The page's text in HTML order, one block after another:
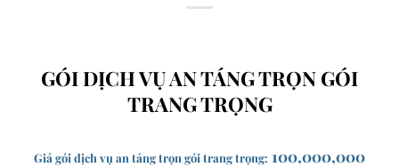
GÓI DỊCH VỤ AN TÁNG TRỌN GÓI
TRANG TRỌNG
Giá gói dịch vụ an táng trọn gói trang trọng: 100,000,000